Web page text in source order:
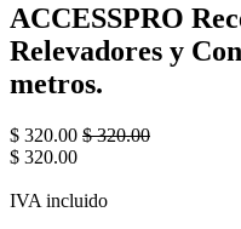
ACCESSPRO
Relevadores y
metros.
$ 320.00 $320.00
$ 320.00
IVA incluido